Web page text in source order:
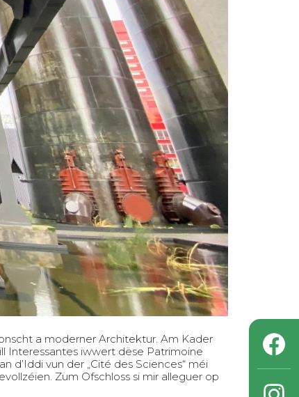
a moderner Architektur. Am Kader
Interessantes iwwert dëse Patrimoine
d’Iddi vun der „Cité des Sciences“ méi
Zum Ofschloss si mir alleguer op